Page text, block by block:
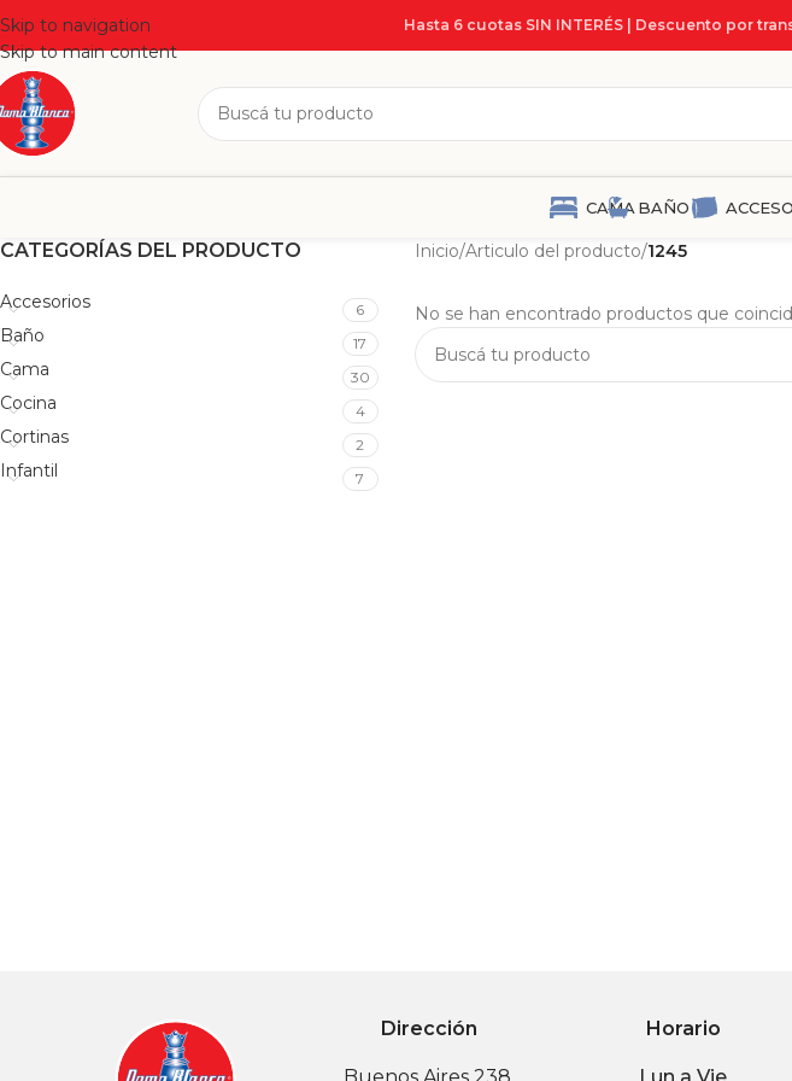
Skip to navigation
Skip to main content
Hasta 6 cuotas SIN INTERÉS | Descuento por
CAMA BAÑO
CATEGORÍAS DEL PRODUCTO
Accesorios 6
Baño 17
Cama 30
Cocina 4
Cortinas 2
Infantil 7
Inicio/Articulo del producto/1245
No se han encontrado productos que
Dirección Horario